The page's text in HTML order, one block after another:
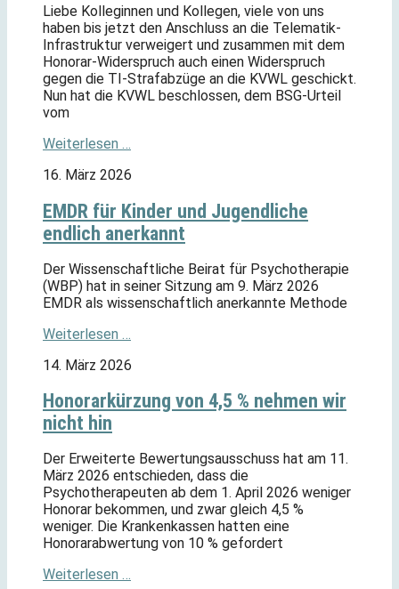
Liebe Kolleginnen und Kollegen, viele von uns
haben bis jetzt den Anschluss an die Telematik-
Infrastruktur verweigert und zusammen mit dem
Honorar-Widerspruch auch einen Widerspruch
gegen die TI-Strafabzüge an die KVWL geschickt.
Nun hat die KVWL beschlossen, dem BSG-Urteil
vom
Weiterlesen …
16. März 2026
EMDR für Kinder und Jugendliche
endlich anerkannt
Der Wissenschaftliche Beirat für Psychotherapie
(WBP) hat in seiner Sitzung am 9. März 2026
EMDR als wissenschaftlich anerkannte Methode
Weiterlesen …
14. März 2026
Honorarkürzung von 4,5 % nehmen wir
nicht hin
Der Erweiterte Bewertungsausschuss hat am 11.
März 2026 entschieden, dass die
Psychotherapeuten ab dem 1. April 2026 weniger
Honorar bekommen, und zwar gleich 4,5 %
weniger. Die Krankenkassen hatten eine
Honorarabwertung von 10 % gefordert
Weiterlesen …